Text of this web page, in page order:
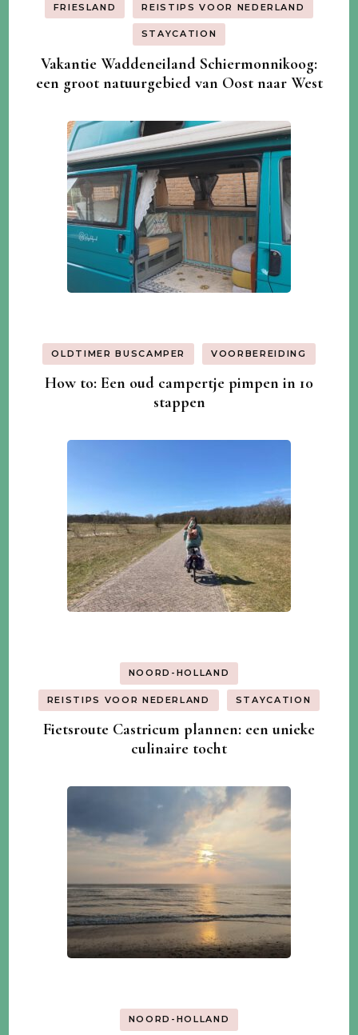
FRIESLAND REISTIPS VOOR NEDERLAND
STAYCATION
Vakantie Waddeneiland Schiermonnikoog:
een groot natuurgebied van Oost naar West
OLDTIMER BUSCAMPER VOORBEREIDING
How to: Een oud campertje pimpen in 10
stappen
NOORD-HOLLAND
REISTIPS VOOR NEDERLAND STAYCATION
Fietsroute Castricum plannen: een unieke
culinaire tocht
NOORD-HOLLAND